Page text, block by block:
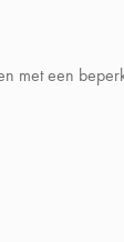
met een